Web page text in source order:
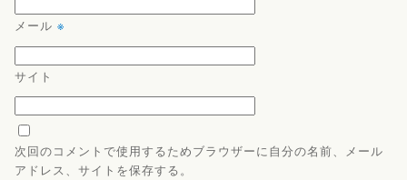
メール ※
サイト
次回のコメントで使用するためブラウザーに自分の名前、メール
アドレス、サイトを保存する。